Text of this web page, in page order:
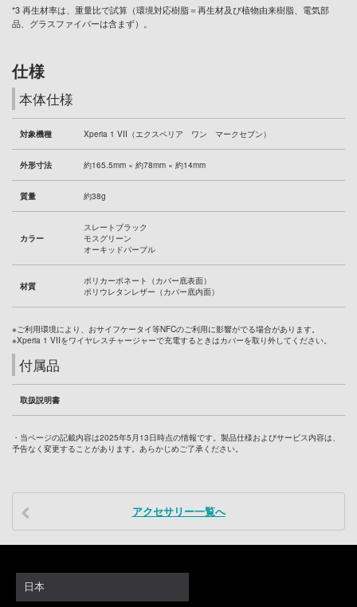
*3 再生材率は、重量比で試算（環境対応樹脂＝再生材及び植物由来樹脂、電気部
品、グラスファイバーは含まず）。
仕様
本体仕様
対象機種 Xperia 1 VII（エクスペリア ワン マークセブン）
外形寸法 約165.5mm × 約78mm × 約14mm
質量 約38g
カラー
スレートブラック
モスグリーン
オーキッドパープル
材質
ポリカーボネート（カバー底表面）
ポリウレタンレザー（カバー底内面）
※ご利用環境により、おサイフケータイ等NFCのご利用に影響がでる場合があります。
※Xperia 1 VIIをワイヤレスチャージャーで充電するときはカバーを取り外してください。
付属品
取扱説明書
・当ページの記載内容は2025年5月13日時点の情報です。製品仕様およびサービス内容は、
予告なく変更することがあります。あらかじめご了承ください。
アクセサリー一覧へ
日本